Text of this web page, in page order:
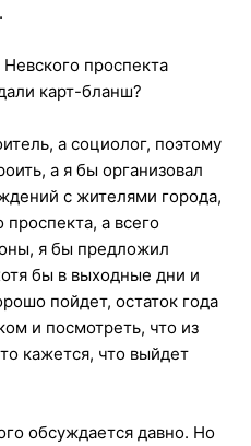
проспекта
карт-бланш?
а социолог, поэтому
а я бы организовал
с жителями города,
а всего
я бы предложил
бы в выходные дни и
пойдет, остаток года
и посмотреть, что из
кажется, что выйдет
обсуждается давно. Но